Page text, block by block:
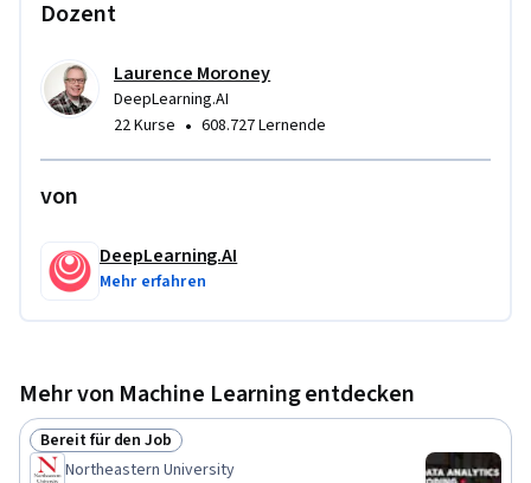
は、TensorFlowを使用してそれらの原理を実装し、拡張
性のあるモデルを構築して現実世界の問題に適用する方法
を学びます。ニューラルネットワークの仕組みについての
Dozent
Laurence Moroney
DeepLearning.AI
22 Kurse • 608.727 Lernende
von
DeepLearning.AI
Mehr erfahren
Mehr von Machine Learning entdecken
Status: Bereit für den Job
Bereit für den Job
Northeastern University